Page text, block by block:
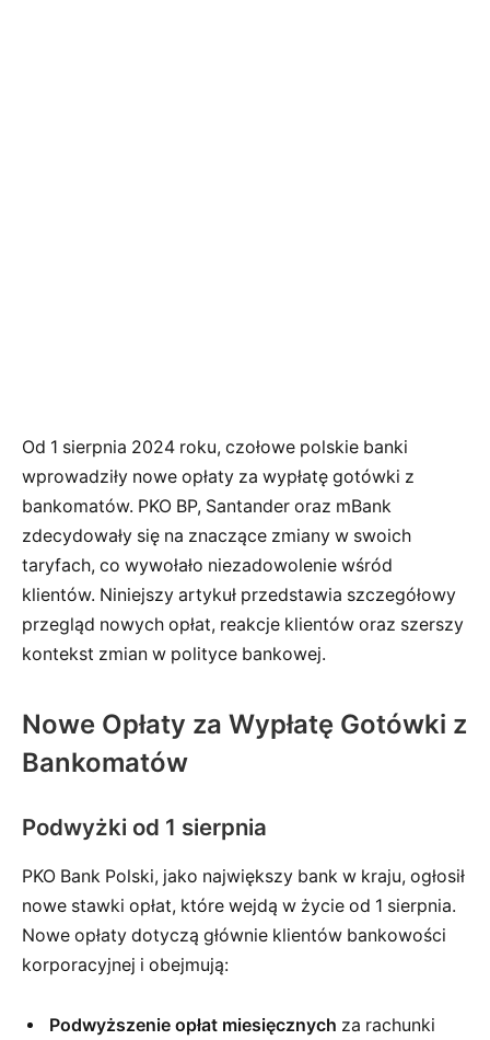
Od 1 sierpnia 2024 roku, czołowe polskie banki
wprowadziły nowe opłaty za wypłatę gotówki z
bankomatów. PKO BP, Santander oraz mBank
zdecydowały się na znaczące zmiany w swoich
taryfach, co wywołało niezadowolenie wśród
klientów. Niniejszy artykuł przedstawia szczegółowy
przegląd nowych opłat, reakcje klientów oraz szerszy
kontekst zmian w polityce bankowej.
Nowe Opłaty za Wypłatę Gotówki z
Bankomatów
Podwyżki od 1 sierpnia
PKO Bank Polski, jako największy bank w kraju, ogłosił
nowe stawki opłat, które wejdą w życie od 1 sierpnia.
Nowe opłaty dotyczą głównie klientów bankowości
korporacyjnej i obejmują:
Podwyższenie opłat miesięcznych za rachunki